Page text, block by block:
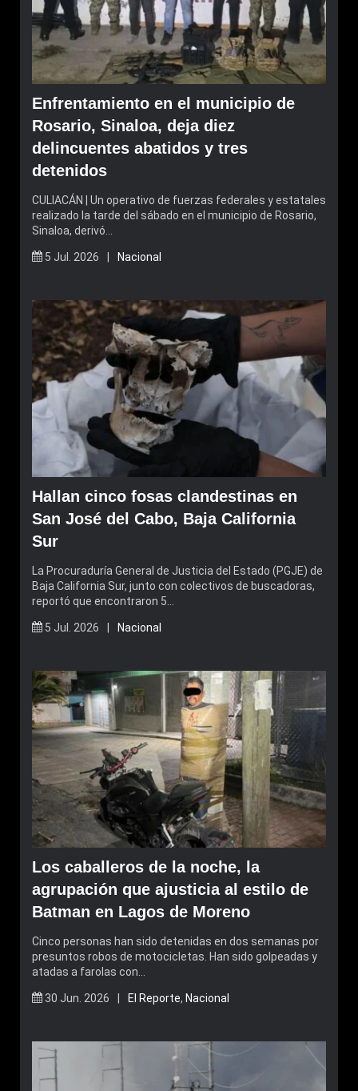
Enfrentamiento en el municipio de
Rosario, Sinaloa, deja diez
delincuentes abatidos y tres
detenidos
CULIACÁN | Un operativo de fuerzas federales y estatales
realizado la tarde del sábado en el municipio de Rosario,
Sinaloa, derivó…
5 Jul. 2026 | Nacional
Hallan cinco fosas clandestinas en
San José del Cabo, Baja California
Sur
La Procuraduría General de Justicia del Estado (PGJE) de
Baja California Sur, junto con colectivos de buscadoras,
reportó que encontraron 5…
5 Jul. 2026 | Nacional
Los caballeros de la noche, la
agrupación que ajusticia al estilo de
Batman en Lagos de Moreno
Cinco personas han sido detenidas en dos semanas por
presuntos robos de motocicletas. Han sido golpeadas y
atadas a farolas con…
30 Jun. 2026 | El Reporte, Nacional